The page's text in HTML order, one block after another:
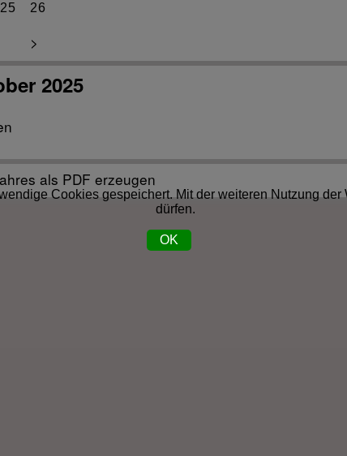
25
26
>
2025
als PDF erzeugen
Cookies gespeichert. Mit der weiteren Nutzung
dürfen.
OK